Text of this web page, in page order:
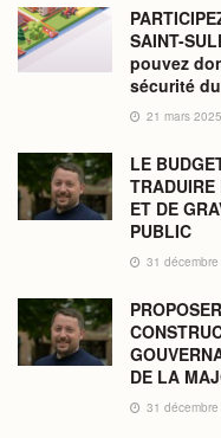
SAINT-
pouvez
sécurité
21 mars 2025
LE
ET DE
PUBLIC
31
DE LA
31